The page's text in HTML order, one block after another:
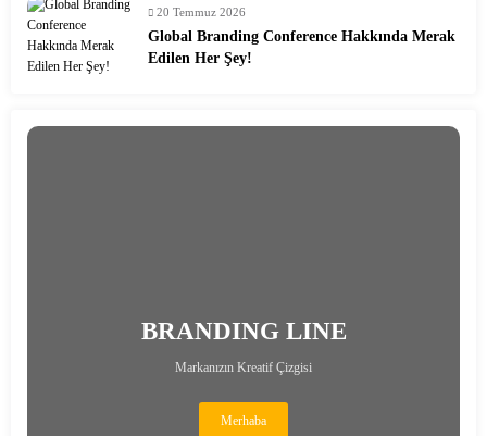
20 Temmuz 2026
Global Branding Conference Hakkında Merak
Edilen Her Şey!
BRANDING LINE
Markanızın Kreatif Çizgisi
Merhaba